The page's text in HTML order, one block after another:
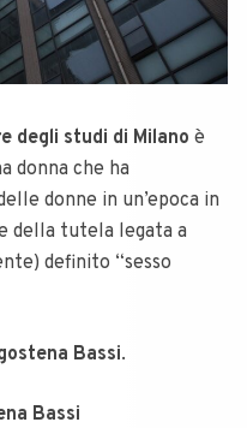
degli studi di Milano è
donna che ha
donne in un’epoca in
della tutela legata a
definito “sesso
Bassi.
Bassi